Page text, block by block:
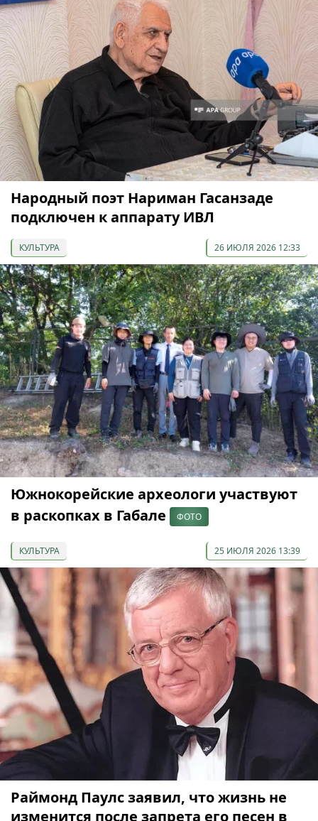
Народный поэт Нариман Гасанзаде
подключен к аппарату ИВЛ
КУЛЬТУРА 26 ИЮЛЯ 2026 12:33
Южнокорейские археологи участвуют
в раскопках в Габале
ФОТО
КУЛЬТУРА 25 ИЮЛЯ 2026 13:39
Раймонд Паулс заявил, что жизнь не
изменится после запрета его песен в